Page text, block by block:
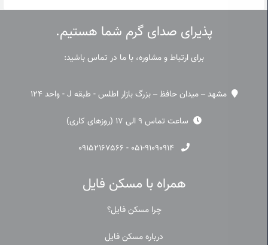
پذیرای صدای گرم شما هستیم.
برای ارتباط و مشاوره، با ما در تماس باشید:
مشهد – میدان حافظ – بزرگ بازار اطلس - طبقه J - واحد 124
ساعت تماس 9 الی 17 (روزهای کاری)
۰۵۱-۹۱۰۹۰۹۱۴ - ۰۹۱۵۲۱۶۷۵۶۶
همراه با مسکن فایل
چرا مسکن فایل؟
درباره مسکن فایل